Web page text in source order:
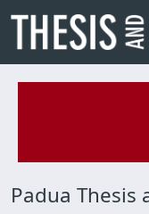
Padua Thesis